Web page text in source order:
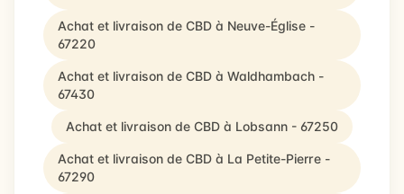
Achat et livraison de CBD à Neuve-Église -
67220
Achat et livraison de CBD à Waldhambach -
67430
Achat et livraison de CBD à Lobsann - 67250
Achat et livraison de CBD à La Petite-Pierre -
67290